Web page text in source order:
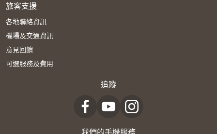
旅客支援
各地聯絡資訊
機場及交通資訊
意見回饋
可選服務及費用
追蹤